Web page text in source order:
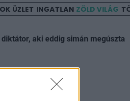
ÜZLET INGATLAN ZÖLD VILÁG
aki eddig simán megúszta
a